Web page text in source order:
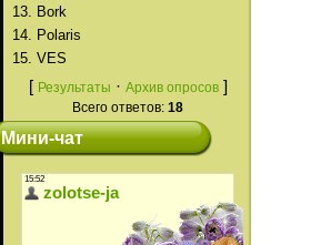
13.
Bork
14.
Polaris
15. VES
[ Результаты · Архив опросов]
Всего ответов: 18
Мини-чат